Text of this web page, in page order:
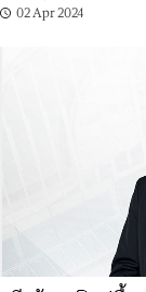
02 Apr 2024